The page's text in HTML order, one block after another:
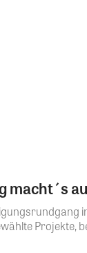
macht´s
Projekte,